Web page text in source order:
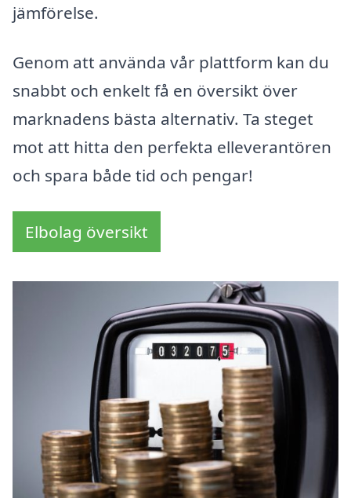
jämförelse.
Genom att använda vår plattform kan du
snabbt och enkelt få en översikt över
marknadens bästa alternativ. Ta steget
mot att hitta den perfekta elleverantören
och spara både tid och pengar!
Elbolag översikt